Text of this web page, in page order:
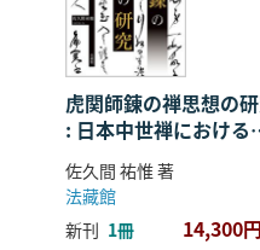
虎関師錬の禅思想の
: 日本中世禅における
古・独創
佐久間 祐惟 著
法藏館
新刊 1冊 14,300円